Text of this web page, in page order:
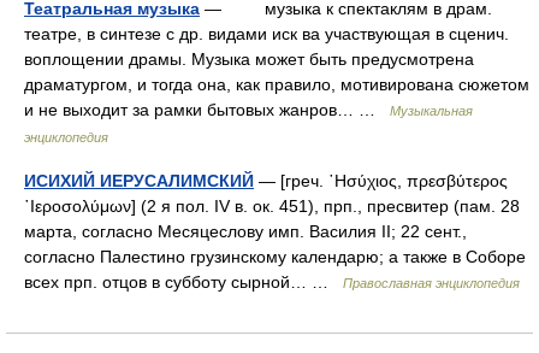
Театральная музыка — музыка к спектаклям в драм.
театре, в синтезе с др. видами иск ва участвующая в сценич.
воплощении драмы. Музыка может быть предусмотрена
драматургом, и тогда она, как правило, мотивирована сюжетом
и не выходит за рамки бытовых жанров… …
Музыкальная
энциклопедия
ИСИХИЙ ИЕРУСАЛИМСКИЙ — [греч. ῾Ησύχιος, πρεσβύτερος
῾Ιεροσολύμων] (2 я пол. IV в. ок. 451), прп., пресвитер (пам. 28
марта, согласно Месяцеслову имп. Василия II; 22 сент.,
согласно Палестино грузинскому календарю; а также в Соборе
всех прп. отцов в субботу сырной… …
Православная энциклопедия